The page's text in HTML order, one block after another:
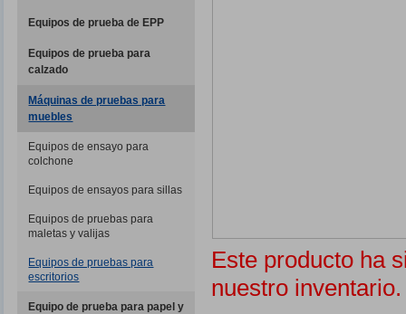
Equipos de prueba de EPP
Equipos de prueba para
calzado
Máquinas de pruebas para
muebles
Equipos de ensayo para
colchone
Equipos de ensayos para sillas
Equipos de pruebas para
maletas y valijas
Equipos de pruebas para
escritorios
Equipo de prueba para papel y
Este producto ha
nuestro inventario.